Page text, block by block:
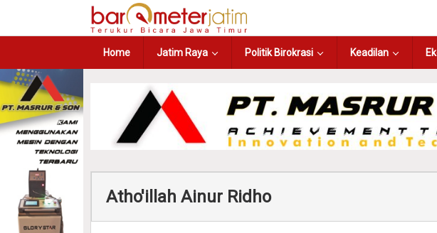
Home Jatim Raya Politik Birokrasi Keadilan
Atho'illah Ainur Ridho